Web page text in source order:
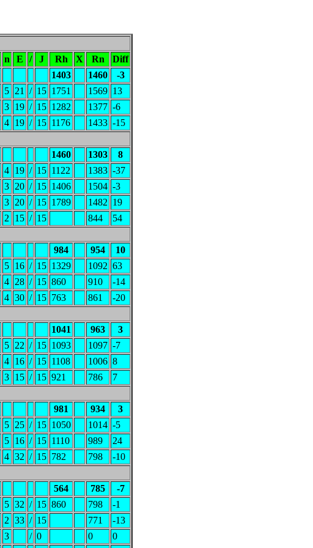
n E / J Rh X Rn
Diff
1403 1460
-3
5 21 / 15 1751 1569 13
3 19 / 15 1282 1377 -6
4 19 / 15 1176 1433 -15
1460 1303
8
4 19 / 15 1122 1383 -37
3 20 / 15 1406 1504 -3
3 20 / 15 1789 1482 19
2 15 / 15 844 54
984 954
10
5 16 / 15 1329 1092 63
4 28 / 15 860 910
-14
4 30 / 15 763 861 -20
1041 963
3
5 22 / 15 1093 1097 -7
4 16 / 15 1108 1006 8
3 15 / 15 921 786 7
981 934
3
5 25 / 15 1050 1014 -5
5 16 / 15 1110 989
24
4 32 / 15 782 798 -10
564 785
-7
5 32 / 15 860 798
-1
2 33 / 15 771
-13
3 / 0 0
0